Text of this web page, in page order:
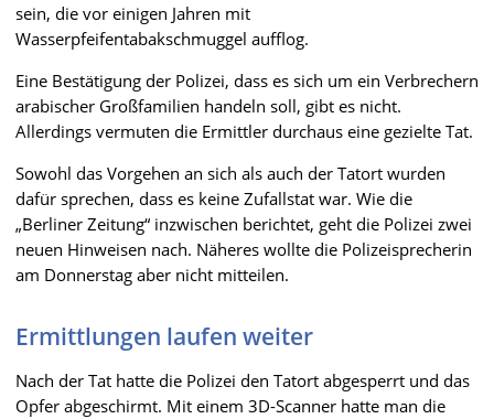
sein, die vor einigen Jahren mit
Wasserpfeifentabakschmuggel aufflog.
Eine Bestätigung der Polizei, dass es sich um ein Verbrechern
arabischer Großfamilien handeln soll, gibt es nicht.
Allerdings vermuten die Ermittler durchaus eine gezielte Tat.
Sowohl das Vorgehen an sich als auch der Tatort wurden
dafür sprechen, dass es keine Zufallstat war. Wie die
„Berliner Zeitung“ inzwischen berichtet, geht die Polizei zwei
neuen Hinweisen nach. Näheres wollte die Polizeisprecherin
am Donnerstag aber nicht mitteilen.
Ermittlungen laufen weiter
Nach der Tat hatte die Polizei den Tatort abgesperrt und das
Opfer abgeschirmt. Mit einem 3D-Scanner hatte man die